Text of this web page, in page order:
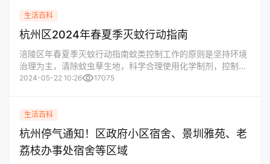
生活百科
杭州区2024年春夏季灭蚊行动指南
涪陵区年春夏季灭蚊行动指南蚊类控制工作的原则是坚持环境
治理为主，清除蚊虫孳生地，科学合理使用化学制剂，控制蚊
密度。
2024-05-22 10:26visibility17075
生活百科
杭州停气通知！区政府小区宿舍、景圳雅苑、老
荔枝办事处宿舍等区域